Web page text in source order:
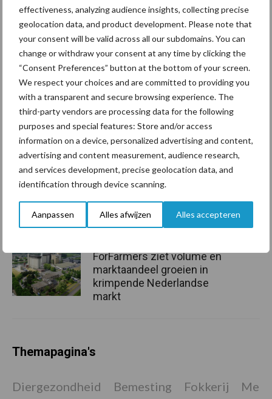
effectiveness, analyzing audience insights, collecting precise
geolocation data, and product development. Please note that
your consent will be valid across all our subdomains. You can
change or withdraw your consent at any time by clicking the
“Consent Preferences” button at the bottom of your screen.
We respect your choices and are committed to providing you
with a transparent and secure browsing experience. The
third-party vendors are processing data for the following
purposes and special features: Store and/or access
information on a device, personalized advertising and content,
advertising and content measurement, audience research,
and services development, precise geolocation data, and
identification through device scanning.
Aanpassen Alles afwijzen Alles accepteren
stand van zaken:www.ibrbvd.nl/.
Aanbevolen voor jou!
Grondstoffenmarkt blijft
grillig: droogte en
geopolitiek houden handel
in de greep
De speenhuid: een vaak
onderschatte risicofactor
voor mastitis
ForFarmers ziet volume en
marktaandeel groeien in
krimpende Nederlandse
markt
Themapagina's
Diergezondheid Bemesting Fokkerij